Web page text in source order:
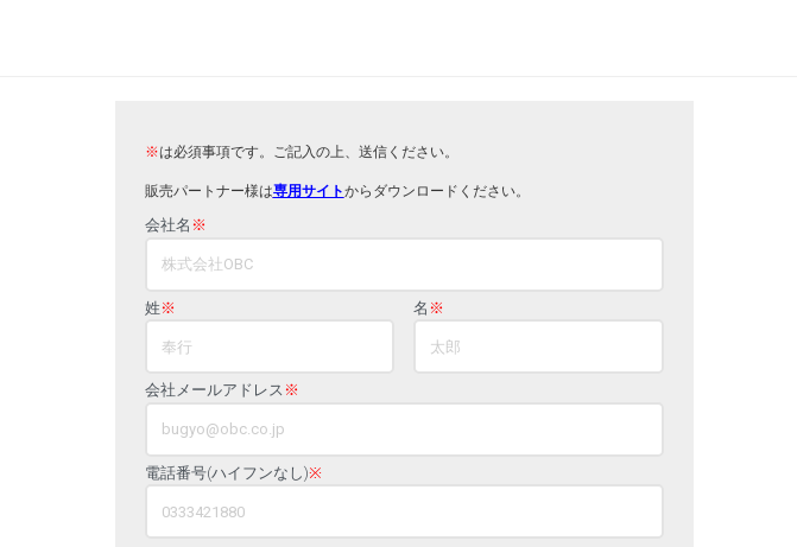
※は必須事項です。ご記入の上、送信ください。
販売パートナー様は専用サイトからダウンロードください。
会社名 ※
姓 ※ 名 ※
会社メールアドレス ※
電話番号(ハイフンなし)※